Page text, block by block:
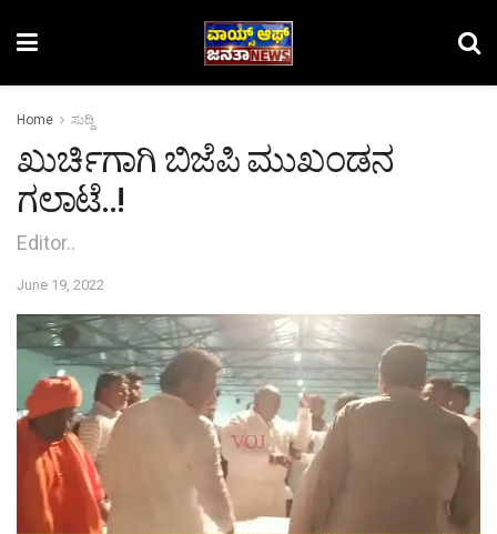
Home ಸುದ್ದಿ
ಖುರ್ಚಿಗಾಗಿ ಬಿಜೆಪಿ ಮುಖಂಡನ
ಗಲಾಟೆ..!
Editor..
June 19, 2022